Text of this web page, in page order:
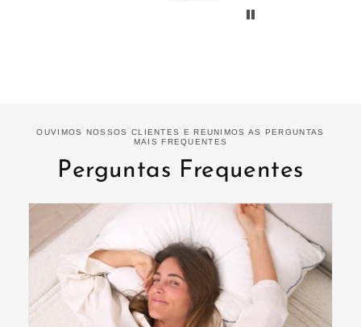
OUVIMOS NOSSOS CLIENTES E REUNIMOS AS PERGUNTAS
MAIS FREQUENTES
Perguntas Frequentes